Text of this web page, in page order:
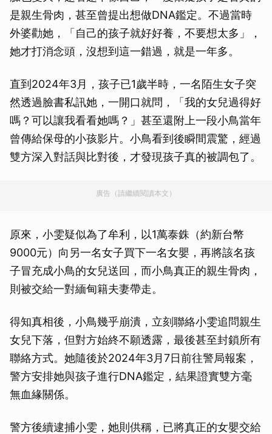
是親生骨肉，甚至曾提出想做DNA鑑定。不過當時
外婆勸她，「自己的孩子就好好養，不要想太多」，
她才打消念頭，沒想到這一錯過，就是一年多。
直到2024年3月，孩子已1歲半時，一名陌生女子突
然透過臉書私訊她，一開口就問，「我的女兒過得好
嗎？可以讓我看看她嗎？」甚至還附上一段小鳥當年
曾傳給保母的小孩影片。小鳥看到後瞬間震驚，經過
雙方深入對話與比對後，才發現孩子真的被調包了。
廣告（請繼續閱讀本文）
原來，小雯疑似為了牟利，以1萬泰銖（約新台幣
9000元）向另一名女子買下一名女嬰，再將該名孩
子冒充成小鳥的女兒送回，而小鳥真正的親生骨肉，
則被交給一對緬甸籍夫妻帶走。
得知真相後，小鳥幾乎崩潰，立刻聯絡小雯追問親生
女兒下落，但對方始終不願透露，最後甚至封鎖所有
聯絡方式。她隨後於2024年3月7日前往警局報案，
警方安排她與孩子進行DNA鑑定，結果證實雙方毫
無血緣關係。
警方後續逮捕小雯，她則供稱，已將真正的女嬰交給